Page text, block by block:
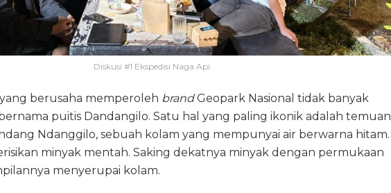
Diskusi #1 Ekspedisi Naga Api
berusaha memperoleh brandGeopark Nasional tidak banyak
puitis Dandangilo. Satu hal yang paling ikonik adalah temuan
Ndanggilo, sebuah kolam yang mempunyai air berwarna hitam.
minyak mentah. Saking dekatnya minyak dengan permukaan
menyerupai kolam.